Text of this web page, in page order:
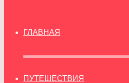
ГЛАВНАЯ
ПУТЕШЕСТВИЯ